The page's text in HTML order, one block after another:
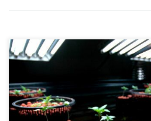
Nowe badania potwierdzają, że
efektu na zdolności poznawcze. Jeśli
walkę o akceptację i legalizację